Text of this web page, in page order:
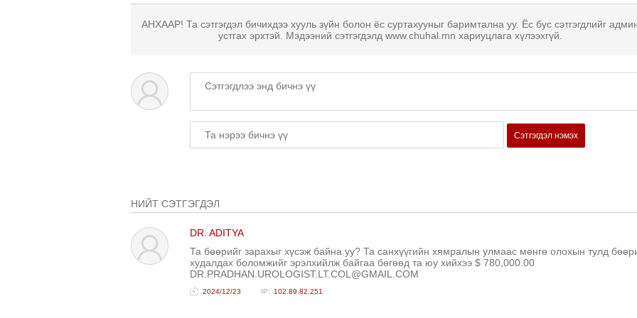
АНХААР! Та сэтгэгдэл бичихдээ хууль зүйн болон ёс суртахууныг баримтална уу. Ёс бус сэтгэгдлийг
устгах эрхтэй. Мэдээний сэтгэгдэлд www.chuhal.mn хариуцлага хүлээхгүй.
Сэтгэгдэл нэмэх
НИЙТ СЭТГЭГДЭЛ
DR. ADITYA
Та бөөрийг зарахыг хүсэж байна уу? Та санхүүгийн хямралын улмаас мөнгө олохын тулд
худалдах боломжийг эрэлхийлж байгаа бөгөөд та юу хийхээ $ 780,000.00
DR.PRADHAN.UROLOGIST.LT.COL@GMAIL.COM
2024/12/23 102.89.82.251